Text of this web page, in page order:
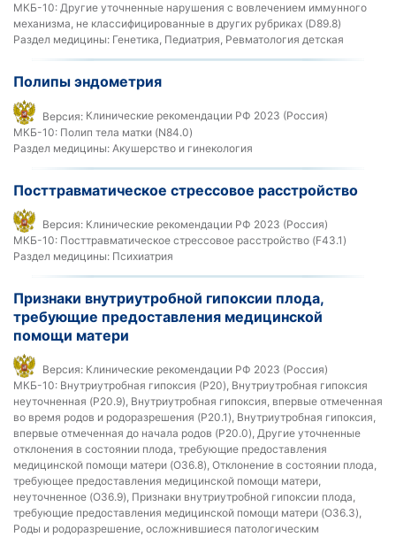
МКБ-10: Другие уточненные нарушения с вовлечением иммунного
механизма, не классифицированные в других рубриках (D89.8)
Раздел медицины: Генетика, Педиатрия, Ревматология детская
Полипы эндометрия
Версия: Клинические рекомендации РФ 2023 (Россия)
МКБ-10: Полип тела матки (N84.0)
Раздел медицины: Акушерство и гинекология
Посттравматическое стрессовое расстройство
Версия: Клинические рекомендации РФ 2023 (Россия)
МКБ-10: Посттравматическое стрессовое расстройство (F43.1)
Раздел медицины: Психиатрия
Признаки внутриутробной гипоксии плода,
требующие предоставления медицинской
помощи матери
Версия: Клинические рекомендации РФ 2023 (Россия)
МКБ-10: Внутриутробная гипоксия (P20), Внутриутробная гипоксия
неуточненная (P20.9), Внутриутробная гипоксия, впервые отмеченная
во время родов и родоразрешения (P20.1), Внутриутробная гипоксия,
впервые отмеченная до начала родов (P20.0), Другие уточненные
отклонения в состоянии плода, требующие предоставления
медицинской помощи матери (O36.8), Отклонение в состоянии плода,
требующее предоставления медицинской помощи матери,
неуточненное (O36.9), Признаки внутриутробной гипоксии плода,
требующие предоставления медицинской помощи матери (O36.3),
Роды и родоразрешение, осложнившиеся патологическим